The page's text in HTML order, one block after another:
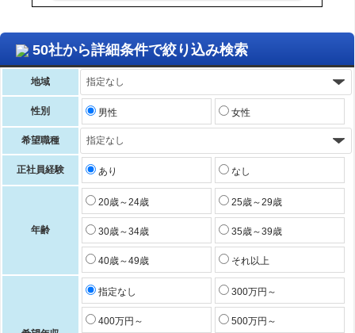
50社から詳細条件で絞り込み検索
地域
性別 男性 女性
希望職種
正社員経験 あり なし
年齢
20歳～24歳 25歳～29歳
30歳～34歳 35歳～39歳
40歳～49歳 それ以上
指定なし 300万円～
400万円～ 500万円～